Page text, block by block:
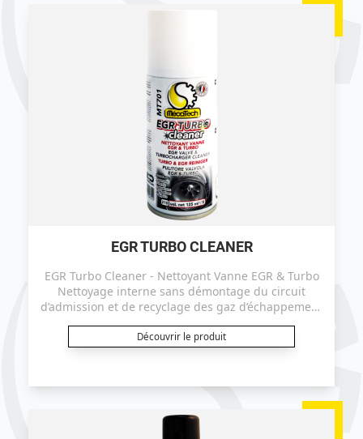
EGR TURBO CLEANER
EGR Turbo Cleaner - Nettoyant Vanne EGR & Turbo
Nettoyage interne sans démontage du circuit
d’admission et de recyclage des gaz d’échappement
chambres de combustions.
Découvrir le produit